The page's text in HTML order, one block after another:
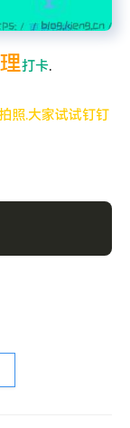
打卡.
照.大家试试钉钉